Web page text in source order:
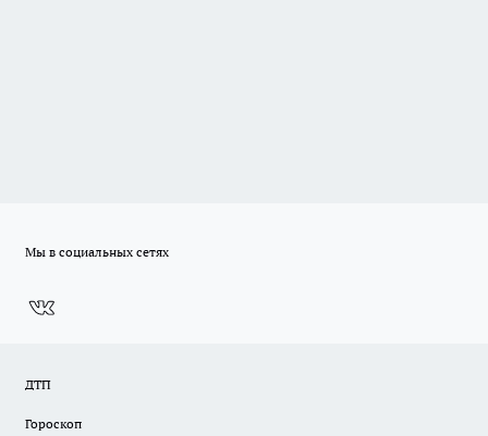
Мы в социальных сетях
ДТП
Гороскоп